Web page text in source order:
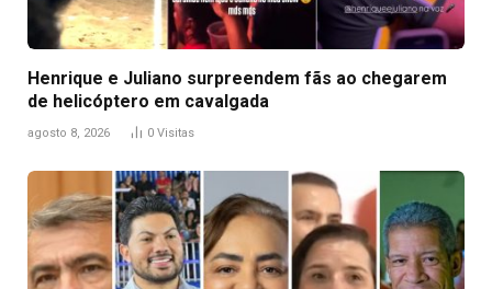
Henrique e Juliano surpreendem fãs ao chegarem
de helicóptero em cavalgada
agosto 8, 2026 0 Visitas